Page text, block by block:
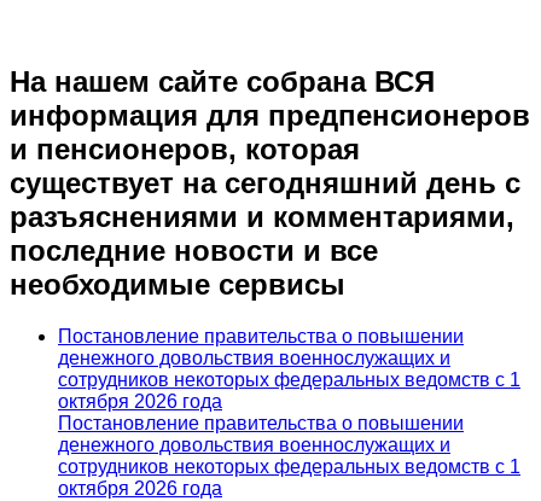
На нашем сайте собрана ВСЯ
информация для предпенсионеров
и пенсионеров, которая
существует на сегодняшний день с
разъяснениями и комментариями,
последние новости и все
необходимые сервисы
Постановление правительства о повышении
денежного довольствия военнослужащих и
сотрудников некоторых федеральных ведомств с 1
октября 2026 года
Постановление правительства о повышении
денежного довольствия военнослужащих и
сотрудников некоторых федеральных ведомств с 1
октября 2026 года